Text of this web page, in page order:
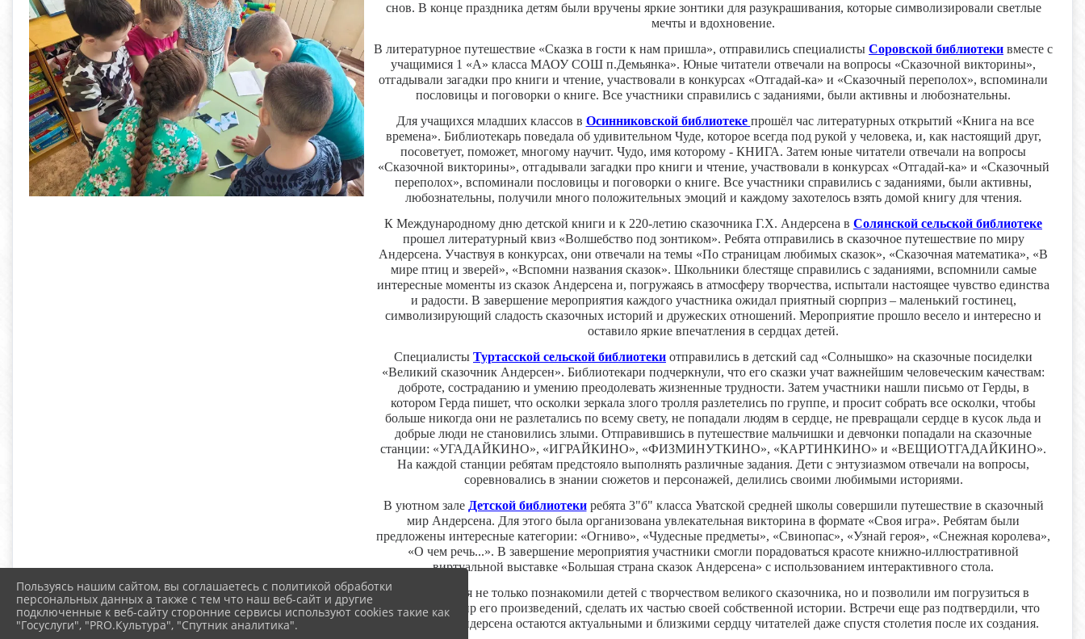
снов. В конце праздника детям были вручены яркие зонтики для разукрашивания, которые символизировали светлые
мечты и вдохновение.
В литературное путешествие «Сказка в гости к нам пришла», отправились специалисты Соровской библиотеки вместе с
учащимися 1 «А» класса МАОУ СОШ п.Демьянка». Юные читатели отвечали на вопросы «Сказочной викторины»,
отгадывали загадки про книги и чтение, участвовали в конкурсах «Отгадай-ка» и «Сказочный переполох», вспоминали
пословицы и поговорки о книге. Все участники справились с заданиями, были активны и любознательны.
Для учащихся младших классов в Осинниковской библиотеке прошёл час литературных открытий «Книга на все
времена». Библиотекарь поведала об удивительном Чуде, которое всегда под рукой у человека, и, как настоящий друг,
посоветует, поможет, многому научит. Чудо, имя которому - КНИГА. Затем юные читатели отвечали на вопросы
«Сказочной викторины», отгадывали загадки про книги и чтение, участвовали в конкурсах «Отгадай-ка» и «Сказочный
переполох», вспоминали пословицы и поговорки о книге. Все участники справились с заданиями, были активны,
любознательны, получили много положительных эмоций и каждому захотелось взять домой книгу для чтения.
К Международному дню детской книги и к 220-летию сказочника Г.Х. Андерсена в Солянской сельской библиотеке
прошел литературный квиз «Волшебство под зонтиком». Ребята отправились в сказочное путешествие по миру
Андерсена. Участвуя в конкурсах, они отвечали на темы «По страницам любимых сказок», «Сказочная математика», «В
мире птиц и зверей», «Вспомни названия сказок». Школьники блестяще справились с заданиями, вспомнили самые
интересные моменты из сказок Андерсена и, погружаясь в атмосферу творчества, испытали настоящее чувство единства
и радости. В завершение мероприятия каждого участника ожидал приятный сюрприз – маленький гостинец,
символизирующий сладость сказочных историй и дружеских отношений. Мероприятие прошло весело и интересно и
оставило яркие впечатления в сердцах детей.
Специалисты Туртасской сельской библиотеки отправились в детский сад «Солнышко» на сказочные посиделки
«Великий сказочник Андерсен». Библиотекари подчеркнули, что его сказки учат важнейшим человеческим качествам:
доброте, состраданию и умению преодолевать жизненные трудности. Затем участники нашли письмо от Герды, в
котором Герда пишет, что осколки зеркала злого тролля разлетелись по группе, и просит собрать все осколки, чтобы
больше никогда они не разлетались по всему свету, не попадали людям в сердце, не превращали сердце в кусок льда и
добрые люди не становились злыми. Отправившись в путешествие мальчишки и девчонки попадали на сказочные
станции: «УГАДАЙКИНО», «ИГРАЙКИНО», «ФИЗМИНУТКИНО», «КАРТИНКИНО» и «ВЕЩИОТГАДАЙКИНО».
На каждой станции ребятам предстояло выполнять различные задания. Дети с энтузиазмом отвечали на вопросы,
соревновались в знании сюжетов и персонажей, делились своими любимыми историями.
В уютном зале Детской библиотеки ребята 3"б" класса Уватской средней школы совершили путешествие в сказочный
мир Андерсена. Для этого была организована увлекательная викторина в формате «Своя игра». Ребятам были
предложены интересные категории: «Огниво», «Чудесные предметы», «Свинопас», «Узнай героя», «Снежная королева»,
«О чем речь...». В завершение мероприятия участники смогли порадоваться красоте книжно-иллюстративной
виртуальной выставке «Большая страна сказок Андерсена» с использованием интерактивного стола.
Мероприятия не только познакомили детей с творчеством великого сказочника, но и позволили им погрузиться в
волшебный мир его произведений, сделать их частью своей собственной истории. Встречи еще раз подтвердили, что
сказки Г.Х. Андерсена остаются актуальными и близкими сердцу читателей даже спустя столетия после их создания.
Пользуясь нашим сайтом, вы соглашаетесь с политикой обработки
персональных данных а также с тем что наш веб-сайт и другие
подключенные к веб-сайту сторонние сервисы используют cookies такие как
"Госуслуги", "PRO.Культура", "Спутник аналитика".